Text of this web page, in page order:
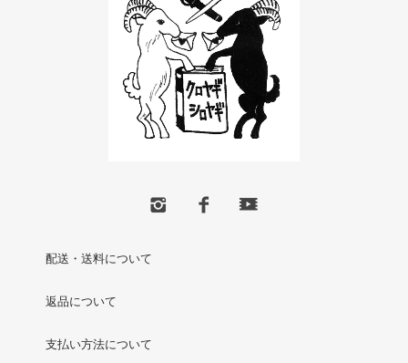
配送・送料について
返品について
支払い方法について